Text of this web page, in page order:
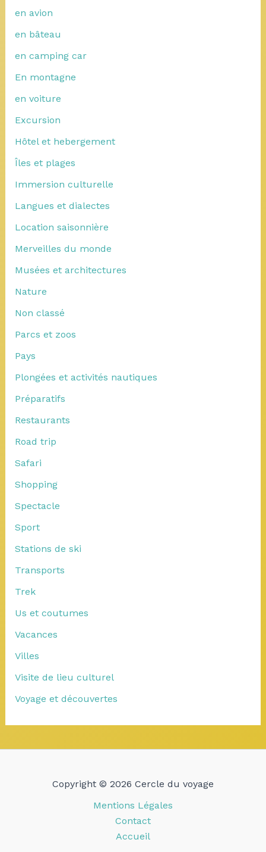
en avion
en bâteau
en camping car
En montagne
en voiture
Excursion
Hôtel et hebergement
Îles et plages
Immersion culturelle
Langues et dialectes
Location saisonnière
Merveilles du monde
Musées et architectures
Nature
Non classé
Parcs et zoos
Pays
Plongées et activités nautiques
Préparatifs
Restaurants
Road trip
Safari
Shopping
Spectacle
Sport
Stations de ski
Transports
Trek
Us et coutumes
Vacances
Villes
Visite de lieu culturel
Voyage et découvertes
Copyright © 2026 Cercle du voyage
Mentions Légales
Contact
Accueil